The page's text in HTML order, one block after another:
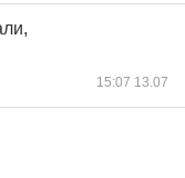
15:07 13.07